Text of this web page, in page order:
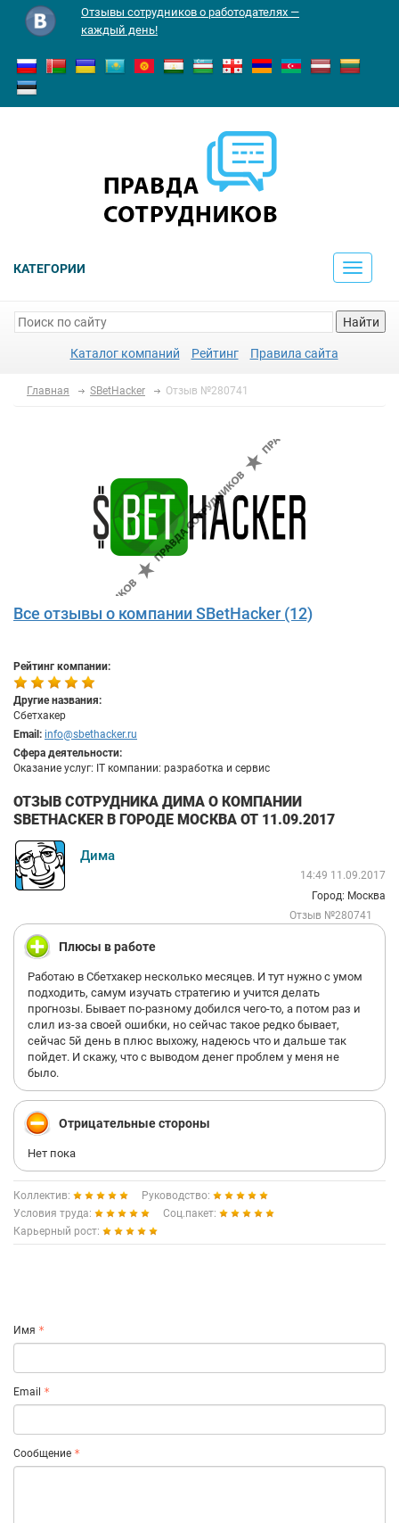
Отзывы сотрудников о работодателях —
каждый день!
КАТЕГОРИИ
Toggle
Найти
Каталог компаний Рейтинг Правила сайта
Главная SBetHacker Отзыв №280741
Все отзывы о компании SBetHacker (12)
Рейтинг компании:
Другие названия:
Сбетхакер
Email: info@sbethacker.ru
Сфера деятельности:
Оказание услуг: IT компании: разработка и сервис
ОТЗЫВ СОТРУДНИКА ДИМА О КОМПАНИИ
SBETHACKER В ГОРОДЕ МОСКВА ОТ 11.09.2017
Дима
14:49 11.09.2017
Город: Москва
Отзыв №280741
Плюсы в работе
Работаю в Сбетхакер несколько месяцев. И тут нужно с умом
подходить, самум изучать стратегию и учится делать
прогнозы. Бывает по-разному добился чего-то, а потом раз и
слил из-за своей ошибки, но сейчас такое редко бывает,
сейчас 5й день в плюс выхожу, надеюсь что и дальше так
пойдет. И скажу, что с выводом денег проблем у меня не
было.
Отрицательные стороны
Нет пока
Коллектив:
Руководство:
Условия труда:
Соц.пакет:
Карьерный рост:
Имя
Email
Сообщение